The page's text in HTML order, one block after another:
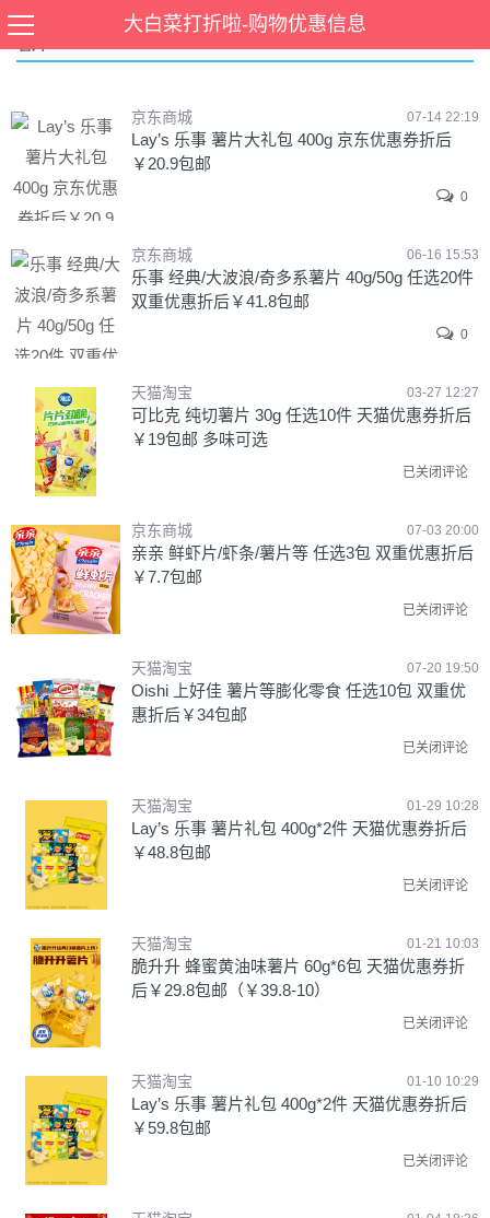
大白菜打折啦-购物优惠信息
京东商城 07-14 22:19
Lay’s 乐事 薯片大礼包 400g 京东优惠券折后
￥20.9包邮
0
京东商城 06-16 15:53
乐事 经典/大波浪/奇多系薯片 40g/50g 任选20件
双重优惠折后￥41.8包邮
0
天猫淘宝 03-27 12:27
可比克 纯切薯片 30g 任选10件 天猫优惠券折后
￥19包邮 多味可选
已关闭评论
京东商城 07-03 20:00
亲亲 鲜虾片/虾条/薯片等 任选3包 双重优惠折后
￥7.7包邮
已关闭评论
天猫淘宝 07-20 19:50
Oishi 上好佳 薯片等膨化零食 任选10包 双重优
惠折后￥34包邮
已关闭评论
天猫淘宝 01-29 10:28
Lay’s 乐事 薯片礼包 400g*2件 天猫优惠券折后
￥48.8包邮
已关闭评论
天猫淘宝 01-21 10:03
脆升升 蜂蜜黄油味薯片 60g*6包 天猫优惠券折
后￥29.8包邮（￥39.8-10）
已关闭评论
天猫淘宝 01-10 10:29
Lay’s 乐事 薯片礼包 400g*2件 天猫优惠券折后
￥59.8包邮
已关闭评论